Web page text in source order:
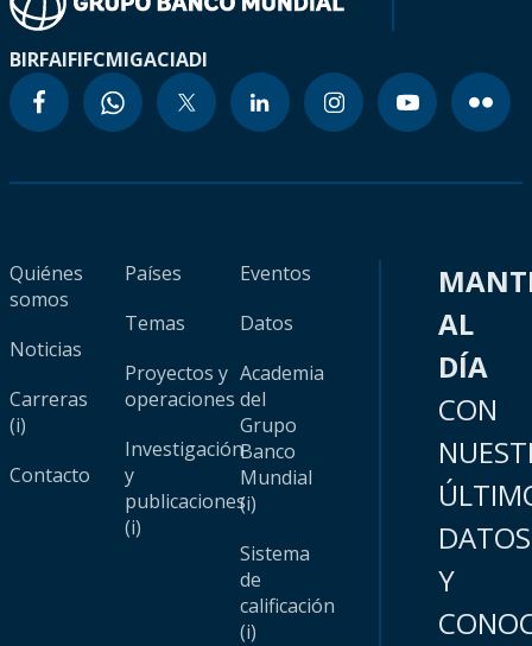
BIRFAIFIFCMIGACIADI
Quiénes
somos
Noticias
Carreras
(i)
Contacto
Países
Temas
Proyectos y
operaciones
Investigación
y
publicaciones
(i)
Eventos
Datos
Academia
del
Grupo
Banco
Mundial
(i)
Sistema
de
calificación
(i)
AL
DÍA
CON
DATOS
Y